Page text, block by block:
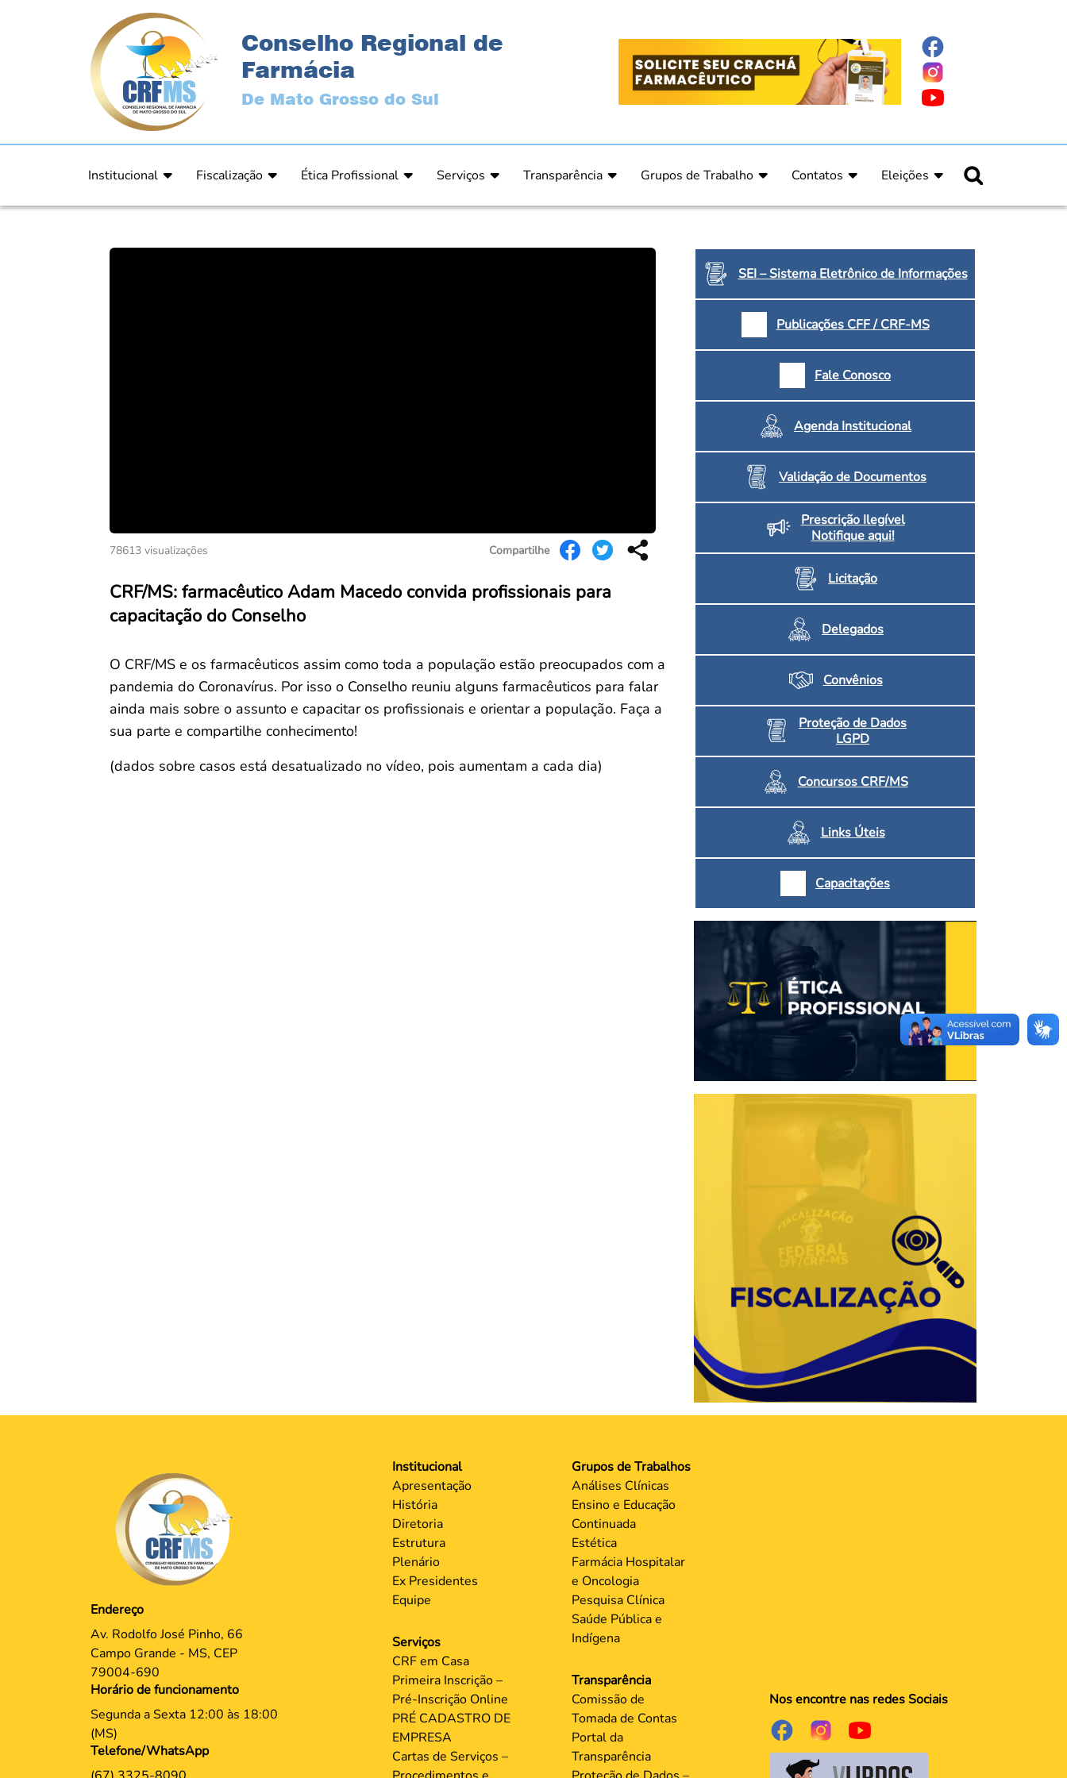
Conselho Regional de
Farmácia
De Mato Grosso do Sul
Institucional
Estrutura
Fiscalização
Orientação
Ética Profissional
Comunicado de Julgamento
Serviços
Cartas de Serviços – Procedimentos e formulários
Convenção Coletiva 2025/2026 – Piso salarial Farmácias e Drogaria
Consulta de Farmacêuticos e Estabelecimentos Inscritos no CRF/MS
Transparência
Proteção de Dados – LGPD
Grupos de Trabalho
Estética
Farmácia Hospitalar e Oncologia
Pesquisa Clínica
Saúde Pública e Indígena
Contatos
Eleições
Candidatos
78613 visualizações Compartilhe
CRF/MS: farmacêutico Adam Macedo convida profissionais para
capacitação do Conselho
O CRF/MS e os farmacêuticos assim como toda a população estão preocupados com a
pandemia do Coronavírus. Por isso o Conselho reuniu alguns farmacêuticos para falar
ainda mais sobre o assunto e capacitar os profissionais e orientar a população. Faça a
sua parte e compartilhe conhecimento!
(dados sobre casos está desatualizado no vídeo, pois aumentam a cada dia)
SEI – Sistema Eletrônico de Informações
Publicações CFF / CRF-MS
Fale Conosco
Agenda Institucional
Validação de Documentos
Prescrição Ilegível
Notifique aqui!
Licitação
Delegados
Convênios
Proteção de Dados
LGPD
Concursos CRF/MS
Links Úteis
Capacitações
Endereço
Av. Rodolfo José Pinho, 66
Campo Grande - MS, CEP
79004-690
Horário de funcionamento
Segunda a Sexta 12:00 às 18:00
(MS)
Telefone/WhatsApp
Institucional
Apresentação
História
Diretoria
Estrutura
Plenário
Ex Presidentes
Equipe
Serviços
CRF em Casa
Primeira Inscrição –
Pré-Inscrição Online
PRÉ CADASTRO DE
EMPRESA
Cartas de Serviços –
Grupos de Trabalhos
Análises Clínicas
Ensino e Educação
Continuada
Estética
Farmácia Hospitalar
e Oncologia
Pesquisa Clínica
Saúde Pública e
Indígena
Transparência
Comissão de
Tomada de Contas
Portal da
Transparência
Nos encontre nas redes Sociais